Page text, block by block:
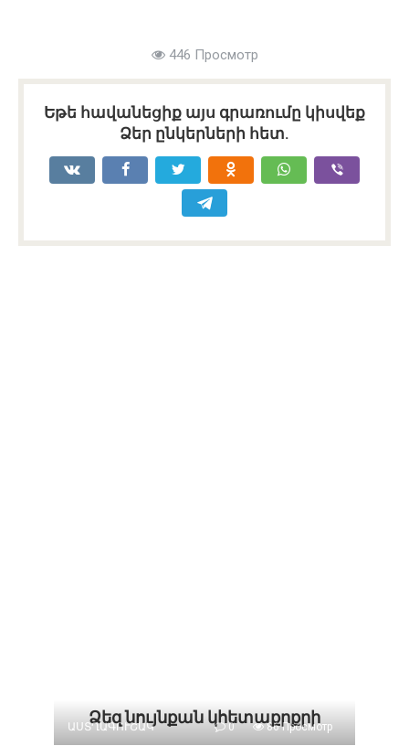
446 Просмотр
Եթե հավանեցիք այս գրառումը կիսվեք
Ձեր ընկերների հետ.
Ձեզ նույնքան կհետաքրքրի
ԱՍՏՂԱԳՈՒՇԱԿ 0 86 Просмотр